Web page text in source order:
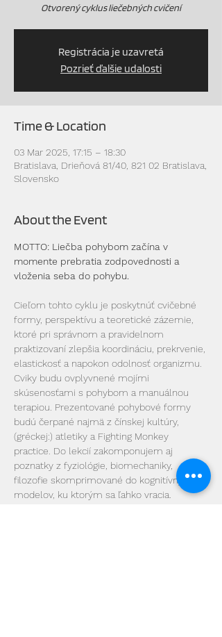
Otvorený cyklus liečebných cvičení
Registrácia je uzavretá
Pozrieť ďalšie udalosti
Time & Location
03 Mar 2025, 17:15 – 18:30
Bratislava, Drieňová 81/40, 821 02 Bratislava,
Slovensko
About the Event
MOTTO: Liečba pohybom začína v
momente prebratia zodpovednosti a
vloženia seba do pohybu.
Cieľom tohto cyklu je poskytnúť cvičebné
formy, perspektívu a teoretické zázemie,
ktoré pri správnom a pravidelnom
praktizovaní zlepšia koordináciu, prekrvenie,
elastickosť a napokon odolnosť organizmu.
Cviky budu ovplyvnené mojími
skúsenosťami s pohybom a manuálnou
terapiou. Prezentované pohybové formy
budú čerpané najmä z čínskej kultúry,
(gréckej:) atletiky a Fighting Monkey
practice. Do lekcií zakomponujem aj
poznatky z fyziológie, biomechaniky,
filozofie skomprimované do kognitívnych
modelov, ku ktorým sa ľahko vracia.